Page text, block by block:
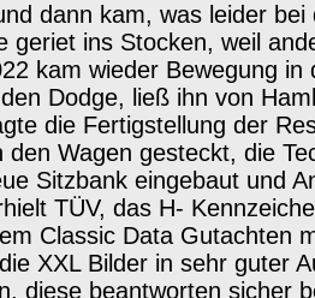
dann kam, was leider
geriet ins Stocken, weil
kam wieder Bewegung in
Dodge, ließ ihn von
die Fertigstellung der
den Wagen gesteckt, die
Sitzbank eingebaut und
TÜV, das H-
Classic Data Gutachten
XXL Bilder in sehr guter
diese beantworten sicher